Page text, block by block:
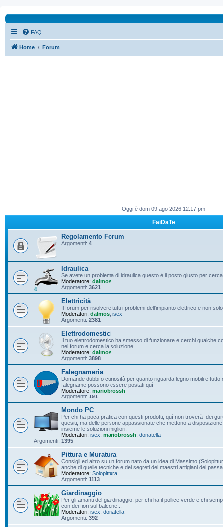
FAQ
Home Forum
Oggi è dom 09 ago 2026 12:17 pm
FaiDaTe
Regolamento Forum
Argomenti: 4
Idraulica
Se avete un problema di idraulica questo è il posto giusto per
Moderatore: dalmos
Argomenti: 3621
Elettricità
Il forum per risolvere tutti i problemi dell'impianto elettrico e non solo
Moderatori: dalmos isex
Argomenti: 2381
Elettrodomestici
Il tuo elettrodomestico ha smesso di funzionare e cerchi qualche
nel forum e cerca la soluzione
Moderatore: dalmos
Argomenti: 3898
Falegnameria
Domande dubbi o curiosità per quanto riguarda legno mobili e tutto
falegname possono essere postati quì
Moderatore: mariobrossh
Argomenti: 191
Mondo PC
Per chi ha poca pratica con questi prodotti, quì non troverà dei
quesiti, ma delle persone appassionate che mettono a
insieme le soluzioni migliori.
Moderatori: isex mariobrossh donatella
Argomenti: 1395
Pittura e Muratura
Consigli ed altro su un forum nato da un idea di Massimo
anche di quelle tecniche e dei segreti dei maestri artigiani del
Moderatore: Solopittura
Argomenti: 1113
Giardinaggio
Per gli amanti del giardinaggio, per chi ha il pollice verde e chi
con dei fiori sul balcone...
Moderatori: isex donatella
Argomenti: 392